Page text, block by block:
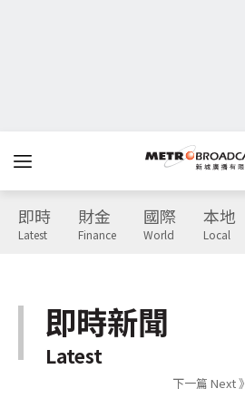
即時
Latest
財金
Finance
國際
World
本地
Local
即時新聞
Latest
下一篇 Next 》